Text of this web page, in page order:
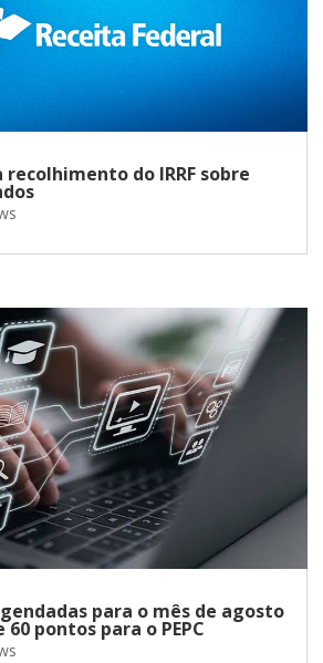
do IRRF sobre
para o mês de agosto
pontos para o PEPC